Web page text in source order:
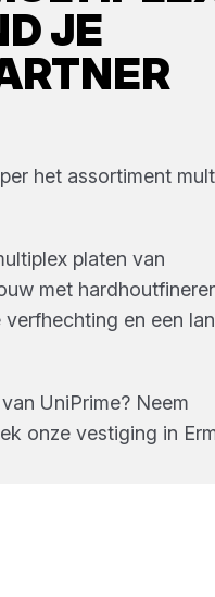
JE
het assortiment
platen van
met
en een
UniPrime? Neem
onze vestiging in